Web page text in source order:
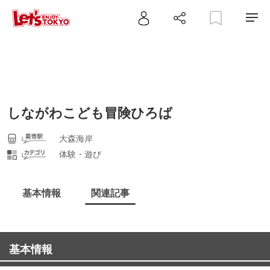
しながわこども冒険ひろば
大森海岸
体験・遊び
基本情報 関連記事
基本情報